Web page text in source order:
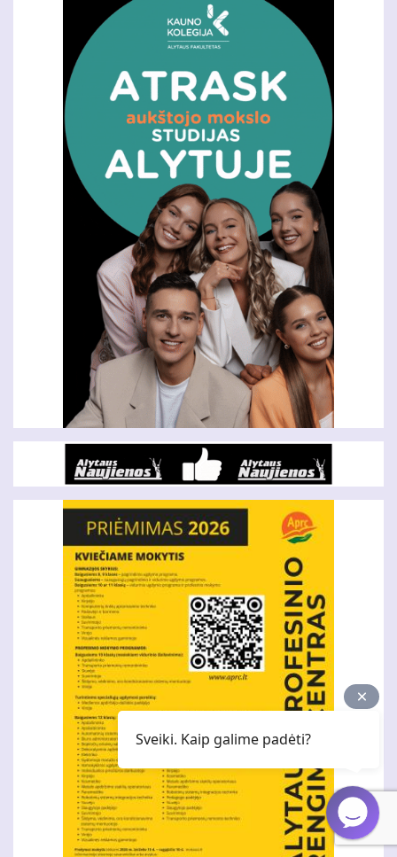
Sveiki. Kaip galime padėti?